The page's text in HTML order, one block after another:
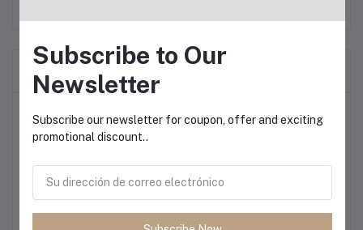
Frequently Bought Products
Productos más vendidos
Epson l4260
$285.00
Subscribe to Our
Newsletter
Subscribe our newsletter for coupon, offer and exciting
promotional discount..